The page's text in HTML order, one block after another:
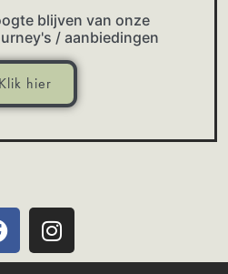
blijven van onze
/ aanbiedingen
Klik hier